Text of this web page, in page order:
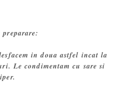
preparare:
in doua astfel incat la
Le condimentam cu sare si